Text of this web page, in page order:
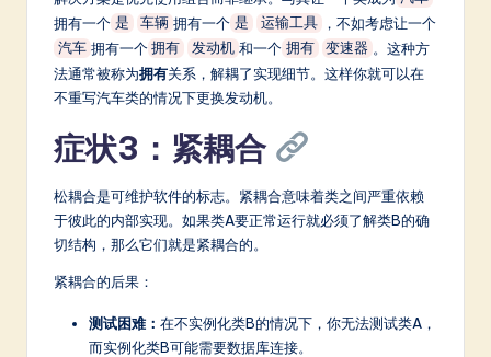
拥有一个 是 车辆 拥有一个 是 运输工具 ，不如考虑让一个
汽车 拥有一个 拥有 发动机 和一个 拥有 变速器 。这种方
法通常被称为拥有关系，解耦了实现细节。这样你就可以在
不重写汽车类的情况下更换发动机。
症状3：紧耦合
松耦合是可维护软件的标志。紧耦合意味着类之间严重依赖
于彼此的内部实现。如果类A要正常运行就必须了解类B的确
切结构，那么它们就是紧耦合的。
紧耦合的后果：
测试困难： 在不实例化类B的情况下，你无法测试类A，
而实例化类B可能需要数据库连接。